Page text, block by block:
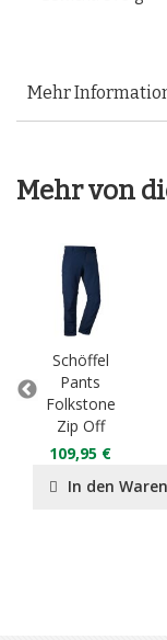
Mehr
Mehr von
Schöffel
Pants
Folkstone
Zip Off
109,95 €
In den